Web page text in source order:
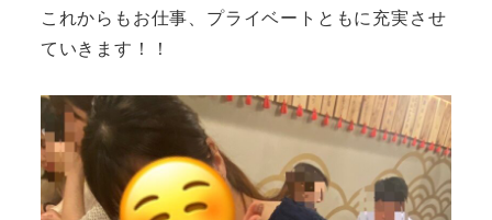
これからもお仕事、プライベートともに充実させ
ていきます！！